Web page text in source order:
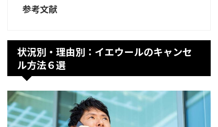
参考文献
状況別・理由別：イエウールのキャンセ
ル方法６選